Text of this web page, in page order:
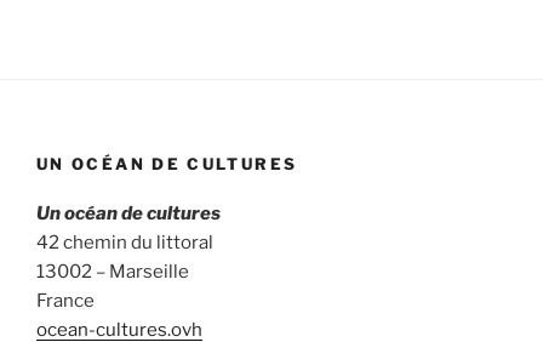
UN OCÉAN DE CULTURES
Un océan de cultures
42 chemin du littoral
13002 – Marseille
France
ocean-cultures.ovh